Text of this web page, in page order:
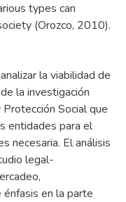
types can
(Orozco, 2010).
la viabilidad de
la investigación
Social que
entidades para el
necesaria. El análisis
legal-
énfasis en la parte